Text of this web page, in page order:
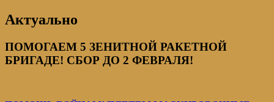
Актуально
ПОМОГАЕМ 5 ЗЕНИТНОЙ РАКЕТНОЙ
БРИГАДЕ! СБОР ДО 2 ФЕВРАЛЯ!